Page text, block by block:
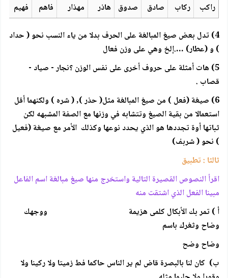
راكب
ركاب صادق صدوق هاذر مهذار فاهم فهيم
4) تدل بعض صيغ المبالغة على الحرف بدلا من ياء النسب نحو ( حداد
) و (عطار) ….إلخ وهي على وزن فعال
5) هات أمثلة على حروف أخرى على نفس الوزن ؟نجار - صياد -
قصاب .
6) صيغة (فعل ) من صيغ المبالغة مثل( حذر ), ( شره ) ولكنهما أقل
استعمالا من بقية الصيغ وتتشابه في وزنها مع الصفة المشبهه لكن
ثباتها أوة تجددها هو الذي يحدد نوعها وكذلك الأمر مع صيغة (فعيل
) نحو (شربف)
ثالثا : تطبيق
اقرأ النصوص القصيرة التالية واستخرج منها صيغ مبالغة اسم الفاعل
مبينا الفعل الذي اشتقت منه
أ ) تمر بك الأبكال كلمى هزيمة ووجهك
وضاح وثغرك باسم
وضاح وضح
ب) كان لنا بالبصرة قاض لم ير الناس حاكما فط زميتا ولا ركينا ولا